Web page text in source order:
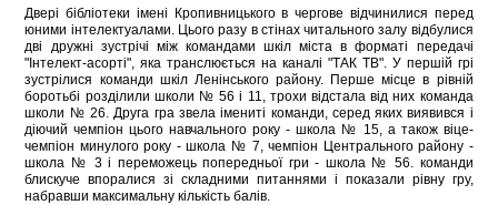
Двері бібліотеки імені Кропивницького в чергове відчинилися перед
юними інтелектуалами. Цього разу в стінах читального залу відбулися
дві дружні зустрічі між командами шкіл міста в форматі передачі
"Інтелект-асорті", яка транслюється на каналі "ТАК ТВ". У першій грі
зустрілися команди шкіл Ленінського району. Перше місце в рівній
боротьбі розділили школи № 56 і 11, трохи відстала від них команда
школи № 26. Друга гра звела імениті команди, серед яких виявився і
діючий чемпіон цього навчального року - школа № 15, а також віце-
чемпіон минулого року - школа № 7, чемпіон Центрального району -
школа № 3 і переможець попередньої гри - школа № 56. команди
блискуче впоралися зі складними питаннями і показали рівну гру,
набравши максимальну кількість балів.